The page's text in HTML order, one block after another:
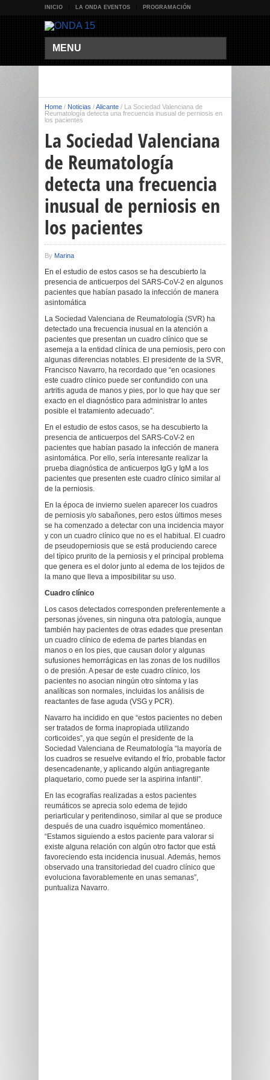
INICIO LA ONDA EVENTOS PROGRAMACIÓN
MENU
Home / Noticias /Alicante / La Sociedad Valenciana de
Reumatología detecta una frecuencia inusual de perniosis en
los pacientes
La Sociedad Valenciana
de Reumatología
detecta una frecuencia
inusual de perniosis en
los pacientes
By Marina
En el estudio de estos casos se ha descubierto la
presencia de anticuerpos del SARS-CoV-2 en algunos
pacientes que habían pasado la infección de manera
asintomática
La Sociedad Valenciana de Reumatología (SVR) ha
detectado una frecuencia inusual en la atención a
pacientes que presentan un cuadro clínico que se
asemeja a la entidad clínica de una perniosis, pero con
algunas diferencias notables. El presidente de la SVR,
Francisco Navarro, ha recordado que “en ocasiones
este cuadro clínico puede ser confundido con una
artritis aguda de manos y pies, por lo que hay que ser
exacto en el diagnóstico para administrar lo antes
posible el tratamiento adecuado”.
En el estudio de estos casos, se ha descubierto la
presencia de anticuerpos del SARS-CoV-2 en
pacientes que habían pasado la infección de manera
asintomática. Por ello, sería interesante realizar la
prueba diagnóstica de anticuerpos IgG y IgM a los
pacientes que presenten este cuadro clínico similar al
de la perniosis.
En la época de invierno suelen aparecer los cuadros
de perniosis y/o sabañones, pero estos últimos meses
se ha comenzado a detectar con una incidencia mayor
y con un cuadro clínico que no es el habitual. El cuadro
de pseudoperniosis que se está produciendo carece
del típico prurito de la perniosis y el principal problema
que genera es el dolor junto al edema de los tejidos de
la mano que lleva a imposibilitar su uso.
Cuadro clínico
Los casos detectados corresponden preferentemente a
personas jóvenes, sin ninguna otra patología, aunque
también hay pacientes de otras edades que presentan
un cuadro clínico de edema de partes blandas en
manos o en los pies, que causan dolor y algunas
sufusiones hemorrágicas en las zonas de los nudillos
o de presión. A pesar de este cuadro clínico, los
pacientes no asocian ningún otro síntoma y las
analíticas son normales, incluidas los análisis de
reactantes de fase aguda (VSG y PCR).
Navarro ha incidido en que “estos pacientes no deben
ser tratados de forma inapropiada utilizando
corticoides”, ya que según el presidente de la
Sociedad Valenciana de Reumatología “la mayoría de
los cuadros se resuelve evitando el frío, probable factor
desencadenante, y aplicando algún antiagregante
plaquetario, como puede ser la aspirina infantil”.
En las ecografías realizadas a estos pacientes
reumáticos se aprecia solo edema de tejido
periarticular y peritendinoso, similar al que se produce
después de una cuadro isquémico momentáneo.
“Estamos siguiendo a estos paciente para valorar si
existe alguna relación con algún otro factor que está
favoreciendo esta incidencia inusual. Además, hemos
observado una transitoriedad del cuadro clínico que
evoluciona favorablemente en unas semanas”,
puntualiza Navarro.